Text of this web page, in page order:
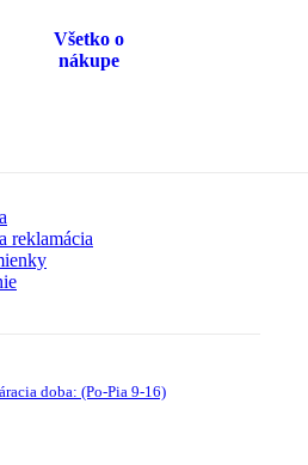
Všetko o
nákupe
reklamácia
doba: (Po-Pia 9-16)